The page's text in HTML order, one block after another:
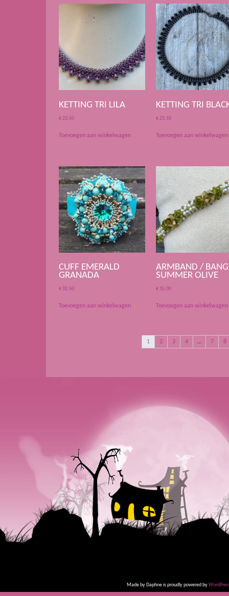
KETTING TRI LILA
€23,50
Toevoegen aan winkelwagen
KETTING TRI
€23,50
Toevoegen aan winkelwagen
CUFF EMERALD
GRANADA
€ 32,50
Toevoegen aan winkelwagen
ARMBAND /
SUMMER OLIVE
€ 15,00
Toevoegen aan winkelwagen
1 2 3 4 … 7 8
Made by Daphne is proudly powered by